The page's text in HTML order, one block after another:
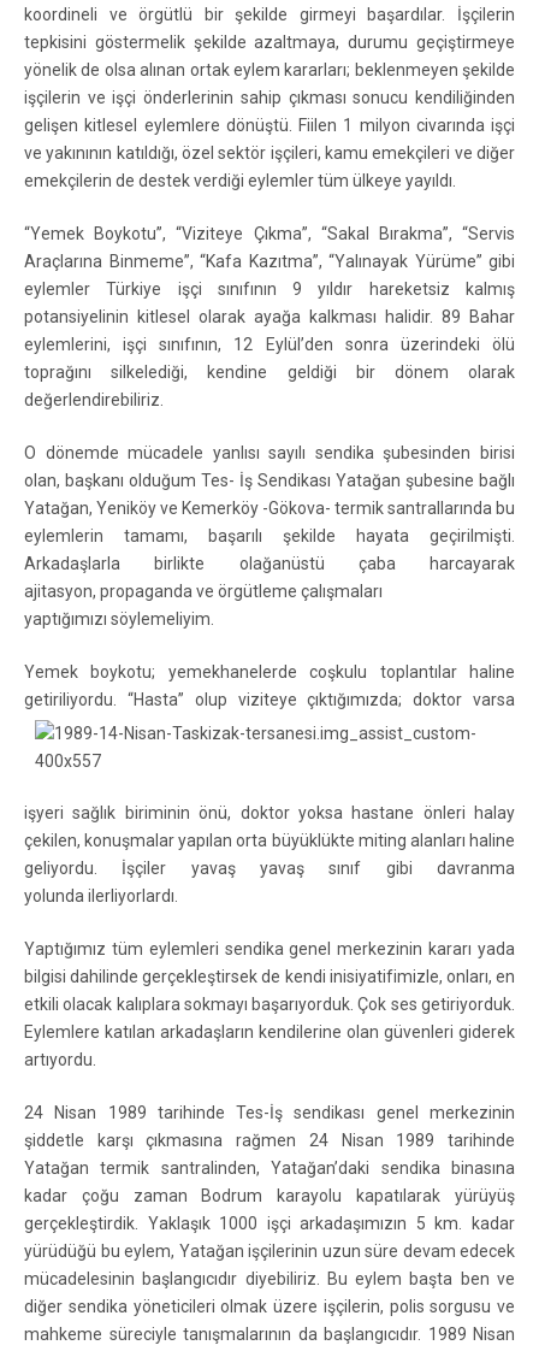
koordineli ve örgütlü bir şekilde girmeyi başardılar. İşçilerin
tepkisini göstermelik şekilde azaltmaya, durumu geçiştirmeye
yönelik de olsa alınan ortak eylem kararları; beklenmeyen şekilde
işçilerin ve işçi önderlerinin sahip çıkması sonucu kendiliğinden
gelişen kitlesel eylemlere dönüştü. Fiilen 1 milyon civarında işçi
ve yakınının katıldığı, özel sektör işçileri, kamu emekçileri ve diğer
emekçilerin de destek verdiği eylemler tüm ülkeye yayıldı.
“Yemek Boykotu”, “Viziteye Çıkma”, “Sakal Bırakma”, “Servis
Araçlarına Binmeme”, “Kafa Kazıtma”, “Yalınayak Yürüme” gibi
eylemler Türkiye işçi sınıfının 9 yıldır hareketsiz kalmış
potansiyelinin kitlesel olarak ayağa kalkması halidir. 89 Bahar
eylemlerini, işçi sınıfının, 12 Eylül’den sonra üzerindeki ölü
toprağını silkelediği, kendine geldiği bir dönem olarak
değerlendirebiliriz.
O dönemde mücadele yanlısı sayılı sendika şubesinden birisi
olan, başkanı olduğum Tes- İş Sendikası Yatağan şubesine bağlı
Yatağan, Yeniköy ve Kemerköy -Gökova- termik santrallarında bu
eylemlerin tamamı, başarılı şekilde hayata geçirilmişti.
Arkadaşlarla birlikte olağanüstü çaba harcayarak
ajitasyon, propaganda ve örgütleme çalışmaları
yaptığımızı söylemeliyim.
Yemek boykotu; yemekhanelerde coşkulu toplantılar haline
getiriliyordu. “Hasta” olup viziteye çıktığımızda; doktor varsa
işyeri sağlık biriminin önü, doktor yoksa hastane önleri halay
çekilen, konuşmalar yapılan orta büyüklükte miting alanları haline
geliyordu. İşçiler yavaş yavaş sınıf gibi davranma
yolunda ilerliyorlardı.
Yaptığımız tüm eylemleri sendika genel merkezinin kararı yada
bilgisi dahilinde gerçekleştirsek de kendi inisiyatifimizle, onları, en
etkili olacak kalıplara sokmayı başarıyorduk. Çok ses getiriyorduk.
Eylemlere katılan arkadaşların kendilerine olan güvenleri giderek
artıyordu.
24 Nisan 1989 tarihinde Tes-İş sendikası genel merkezinin
şiddetle karşı çıkmasına rağmen 24 Nisan 1989 tarihinde
Yatağan termik santralinden, Yatağan’daki sendika binasına
kadar çoğu zaman Bodrum karayolu kapatılarak yürüyüş
gerçekleştirdik. Yaklaşık 1000 işçi arkadaşımızın 5 km. kadar
yürüdüğü bu eylem, Yatağan işçilerinin uzun süre devam edecek
mücadelesinin başlangıcıdır diyebiliriz. Bu eylem başta ben ve
diğer sendika yöneticileri olmak üzere işçilerin, polis sorgusu ve
mahkeme süreciyle tanışmalarının da başlangıcıdır. 1989 Nisan